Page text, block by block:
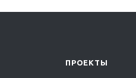
ПРОЕКТЫ